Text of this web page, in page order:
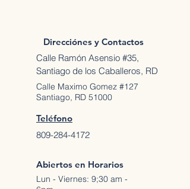
Direcciónes y Contactos
Calle Ramón Asensio #35,
Santiago de los Caballeros, RD
Calle Maximo Gomez #127
Santiago, RD 51000
Teléfono
809-284-4172
Abiertos en Horarios
Lun - Viernes: 9;30 am -